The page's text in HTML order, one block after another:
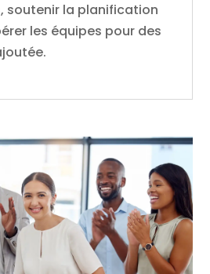
soutenir la planification
les équipes pour des